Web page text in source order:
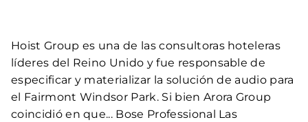
Hoist Group es una de las consultoras hoteleras
líderes del Reino Unido y fue responsable de
especificar y materializar la solución de audio para
el Fairmont Windsor Park. Si bien Arora Group
coincidió en que... Bose Professional Las